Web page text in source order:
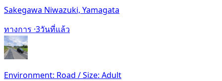
Sakegawa Niwazuki, Yamagata
ทางการ ·3วันที่แล้ว
Environment: Road / Size: Adult